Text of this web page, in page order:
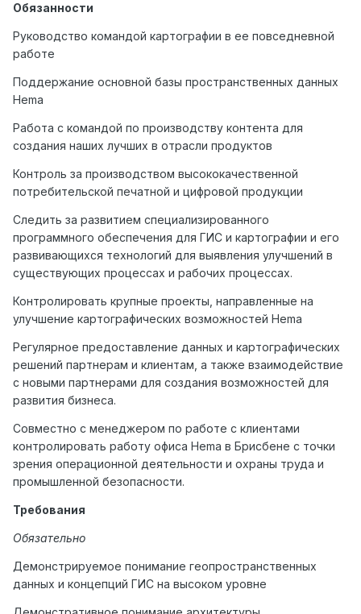
Обязанности
Руководство командой картографии в ее повседневной
работе
Поддержание основной базы пространственных данных
Hema
Работа с командой по производству контента для
создания наших лучших в отрасли продуктов
Контроль за производством высококачественной
потребительской печатной и цифровой продукции
Следить за развитием специализированного
программного обеспечения для ГИС и картографии и его
развивающихся технологий для выявления улучшений в
существующих процессах и рабочих процессах.
Контролировать крупные проекты, направленные на
улучшение картографических возможностей Hema
Регулярное предоставление данных и картографических
решений партнерам и клиентам, а также взаимодействие
с новыми партнерами для создания возможностей для
развития бизнеса.
Совместно с менеджером по работе с клиентами
контролировать работу офиса Hema в Брисбене с точки
зрения операционной деятельности и охраны труда и
промышленной безопасности.
Требования
Обязательно
Демонстрируемое понимание геопространственных
данных и концепций ГИС на высоком уровне